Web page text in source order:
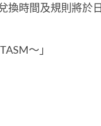
換時間及規則將於
～」